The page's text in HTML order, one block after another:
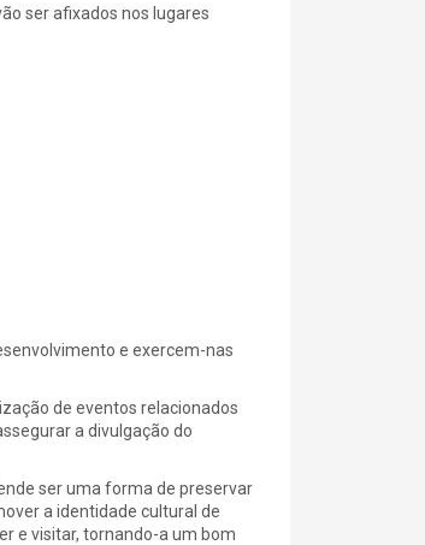
ser afixados nos lugares
e exercem-nas
de eventos relacionados
a divulgação do
ser uma forma de preservar
a identidade cultural de
e visitar, tornando-a um bom